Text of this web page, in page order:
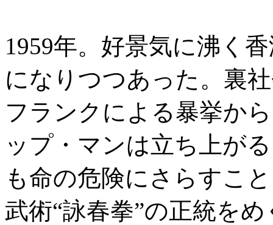
1959年。好景気に沸く
になりつつあった。裏
フランクによる暴挙か
ップ・マンは立ち上が
も命の危険にさらすこ
武術“詠春拳”の正統を